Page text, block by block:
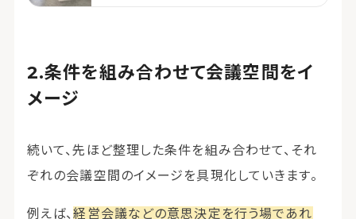
条件を組み合わせて会議空間をイ
メージ
続いて、先ほど整理した条件を組み合わせて、それ
ぞれの会議空間のイメージを具現化していきます。
例えば、経営会議などの意思決定を行う場であれ